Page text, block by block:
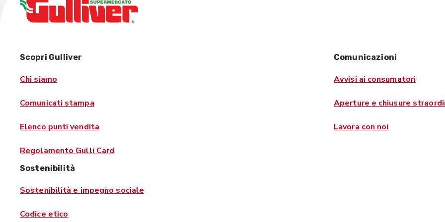
Scopri Gulliver
Chi siamo
Comunicati stampa
Elenco punti vendita
Regolamento Gulli Card
Comunicazioni
Avvisi ai consumatori
Aperture e chiusure
Lavora con noi
Sostenibilità
Sostenibilità e impegno sociale
Codice etico